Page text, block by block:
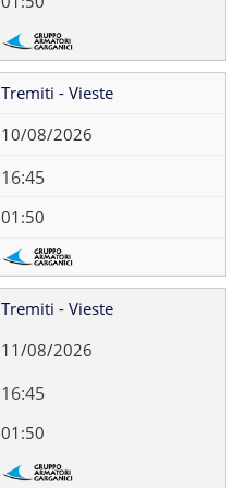
Tremiti - Vieste
10/08/2026
16:45
01:50
Tremiti - Vieste
11/08/2026
16:45
01:50